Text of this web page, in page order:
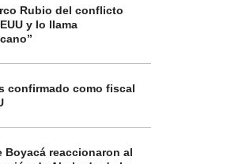
Rubio del conflicto
y lo llama
confirmado como fiscal
Boyacá reaccionaron al